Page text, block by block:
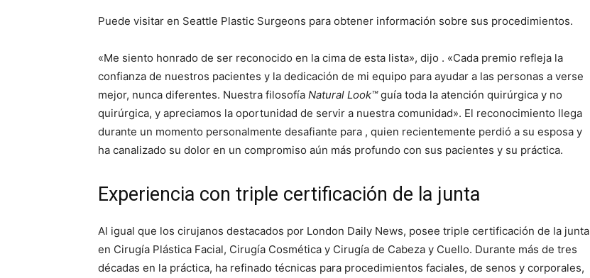
Puede visitar en Seattle Plastic Surgeons para obtener información sobre sus procedimientos.
«Me siento honrado de ser reconocido en la cima de esta lista», dijo . «Cada premio refleja la
confianza de nuestros pacientes y la dedicación de mi equipo para ayudar a las personas a verse
mejor, nunca diferentes. Nuestra filosofía Natural Look™guía toda la atención quirúrgica y no
quirúrgica, y apreciamos la oportunidad de servir a nuestra comunidad». El reconocimiento llega
durante un momento personalmente desafiante para , quien recientemente perdió a su esposa y
ha canalizado su dolor en un compromiso aún más profundo con sus pacientes y su práctica.
Experiencia con triple certificación de la junta
Al igual que los cirujanos destacados por London Daily News, posee triple certificación de la junta
en Cirugía Plástica Facial, Cirugía Cosmética y Cirugía de Cabeza y Cuello. Durante más de tres
décadas en la práctica, ha refinado técnicas para procedimientos faciales, de senos y corporales,